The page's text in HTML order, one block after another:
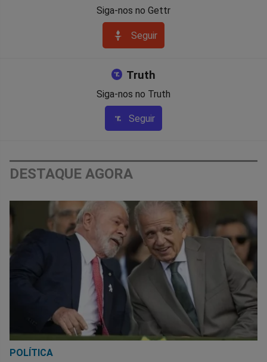
Siga-nos no Gettr
Seguir
Truth
Siga-nos no Truth
Seguir
DESTAQUE AGORA
POLÍTICA